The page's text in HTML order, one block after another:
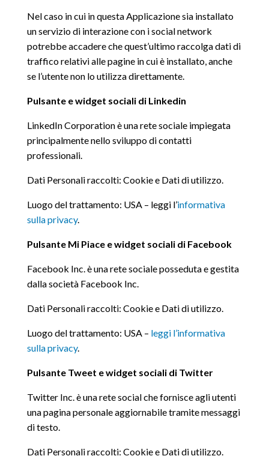
Nel caso in cui in questa Applicazione sia installato
un servizio di interazione con i social network
potrebbe accadere che quest’ultimo raccolga dati di
traffico relativi alle pagine in cui è installato, anche
se l’utente non lo utilizza direttamente.
Pulsante e widget sociali di Linkedin
LinkedIn Corporation è una rete sociale impiegata
principalmente nello sviluppo di contatti
professionali.
Dati Personali raccolti: Cookie e Dati di utilizzo.
Luogo del trattamento: USA – leggi l’informativa
sulla privacy.
Pulsante Mi Piace e widget sociali di Facebook
Facebook Inc. è una rete sociale posseduta e gestita
dalla società Facebook Inc.
Dati Personali raccolti: Cookie e Dati di utilizzo.
Luogo del trattamento: USA – leggi l’informativa
sulla privacy.
Pulsante Tweet e widget sociali di Twitter
Twitter Inc. è una rete social che fornisce agli utenti
una pagina personale aggiornabile tramite messaggi
di testo.
Dati Personali raccolti: Cookie e Dati di utilizzo.